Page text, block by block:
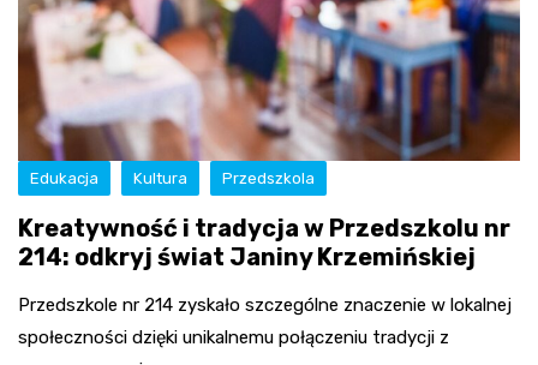
Edukacja Kultura Przedszkola
Kreatywność i tradycja w Przedszkolu nr
214: odkryj świat Janiny Krzemińskiej
Przedszkole nr 214 zyskało szczególne znaczenie w lokalnej
społeczności dzięki unikalnemu połączeniu tradycji z